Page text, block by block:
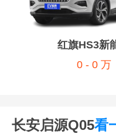
红旗HS3新
0 - 0 万
长安启源Q05看